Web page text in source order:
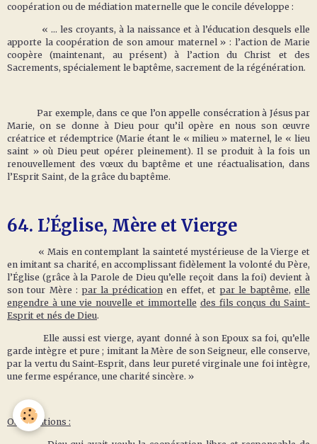
coopération ou de médiation maternelle que le concile développe :
« … les croyants, à la naissance et à l’éducation desquels elle
apporte la coopération de son amour maternel » : l’action de Marie
coopère (maintenant, au présent) à l’action du Christ et des
Sacrements, spécialement le baptême, sacrement de la régénération.
Par exemple, dans ce que l’on appelle consécration à Jésus par
Marie, on se donne à Dieu pour qu’il opère en nous son œuvre
créatrice et rédemptrice (Marie étant le « milieu » maternel, le « lieu
saint » où Dieu peut opérer pleinement). Il se produit à la fois un
renouvellement des vœux du baptême et une réactualisation, dans
l’Esprit Saint, de la grâce du baptême.
64. L’Église, Mère et Vierge
« Mais en contemplant la sainteté mystérieuse de la Vierge et
en imitant sa charité, en accomplissant fidèlement la volonté du Père,
l’Église (grâce à la Parole de Dieu qu’elle reçoit dans la foi) devient à
son tour Mère : par la prédication en effet, et par le baptême,elle
engendre à une vie nouvelle et immortelle des fils conçus du Saint-
Esprit et nés de Dieu.
Elle aussi est vierge, ayant donné à son Epoux sa foi, qu’elle
garde intègre et pure ; imitant la Mère de son Seigneur, elle conserve,
par la vertu du Saint-Esprit, dans leur pureté virginale une foi intègre,
une ferme espérance, une charité sincère. »
Observations :